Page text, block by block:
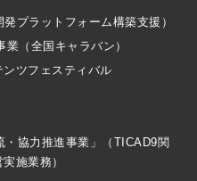
プラットフォーム構築支援）
（全国キャラバン）
ツフェスティバル
・協力推進事業」（TICAD9関
施業務）